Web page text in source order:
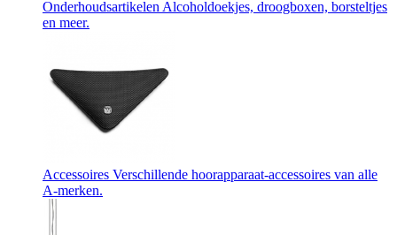
Onderhoudsartikelen Alcoholdoekjes, droogboxen, borsteltjes
en meer.
Accessoires Verschillende hoorapparaat-accessoires van alle
A-merken.